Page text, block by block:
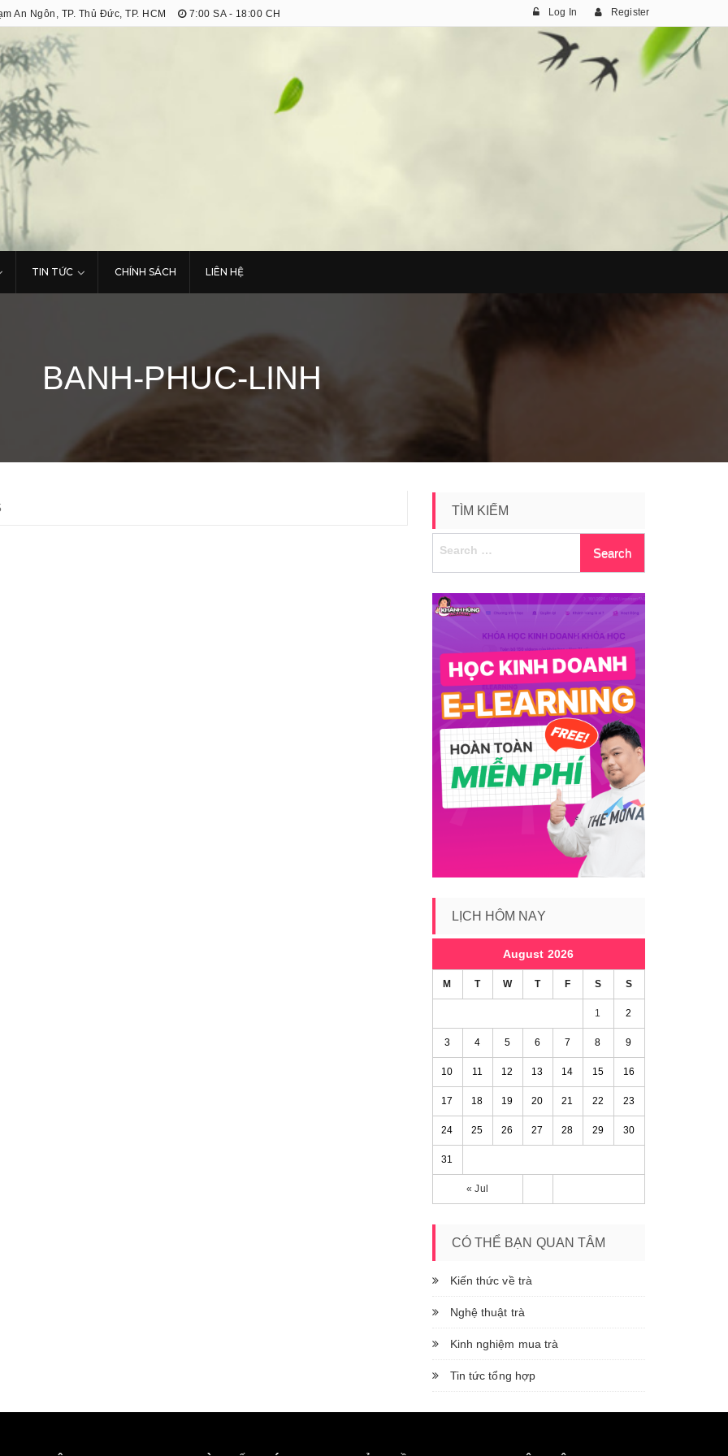
An Ngôn, TP. Thủ Đức, TP. HCM 7:00 SA - 18:00 CH Log In Register
TIN TỨC CHÍNH SÁCH LIÊN HỆ
BANH-PHUC-LINH
TÌM KIẾM
LỊCH HÔM NAY
August 2026
M T W T F S S
« Jul
1 2
3 4 5 6 7 8 9
10 11 12 13 14 15 16
17 18 19 20 21 22 23
24 25 26 27 28 29 30
31
CÓ THỂ BẠN QUAN TÂM
Kiến thức về trà
Nghệ thuật trà
Kinh nghiệm mua trà
Tin tức tổng hợp